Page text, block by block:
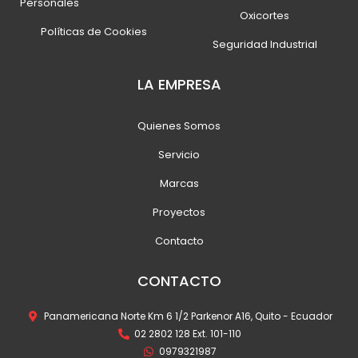
CONTACTO
Panamericana Norte Km 6 1/2 Parkenor A16, Quito - Ecuador
02 2802 128 Ext. 101-110
0979321987
LA EMPRESA
Quienes Somos
Servicio
Marcas
Proyectos
Contacto
Oxicortes
Seguridad Industrial
Políticas de Cookies